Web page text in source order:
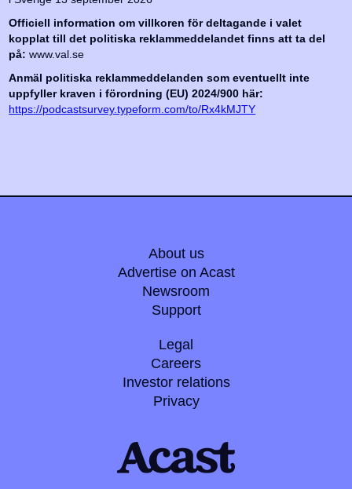
Officiell information om villkoren för deltagande i valet
kopplat till det politiska reklammeddelandet finns att ta del
på: www.val.se
Anmäl politiska reklammeddelanden som eventuellt inte
uppfyller kraven i förordning (EU) 2024/900 här:
https://podcastsurvey.typeform.com/to/Rx4kMJTY
About us
Advertise on Acast
Newsroom
Support
Legal
Careers
Investor relations
Privacy